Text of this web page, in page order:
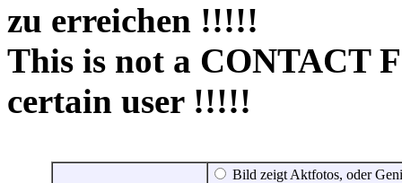
zu erreichen !!!!!
This is not a CONTACT
certain user !!!!!
Bild zeigt Aktfotos, oder